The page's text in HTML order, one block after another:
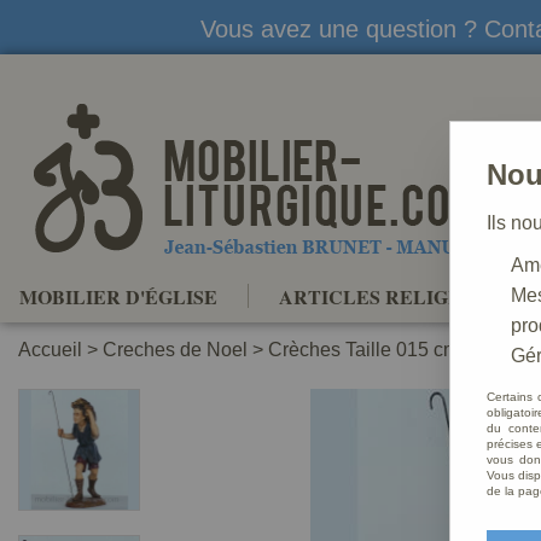
Vous avez une question ?
MOBILIER D'ÉGLISE ARTICLES RELIGIEUX
Accueil > Creches de Noel > Crèches Taille 015 cm
Ils
Certains
du
précises
vous
Vous
de la